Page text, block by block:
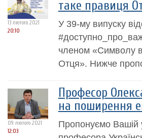
13 лютого 2021
20:10
таке правиця
У 39-му випуску
членом «Символу
Отця». Нижче
09 лютого 2021
12:03
Професор
на поширення
Пропонуємо Вашій